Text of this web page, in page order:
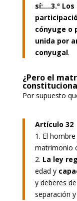
sí:….3.º
cónyuge o
unida por
conyugal.
¿Pero el
Por supuesto
Artículo 32
1. El
matrimonio
2. La ley
edad y
y deberes
separación